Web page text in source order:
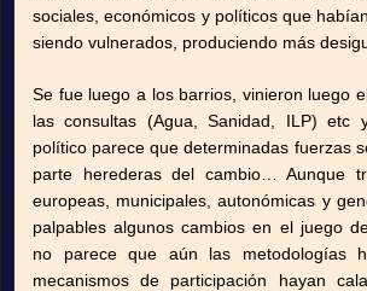
sociales, económicos y políticos que
siendo vulnerados, produciendo más
Se fue luego a los barrios, vinieron luego
las consultas (Agua, Sanidad, ILP) etc
político parece que determinadas fuerzas
parte herederas del cambio… Aunque
europeas, municipales, autonómicas y
palpables algunos cambios en el juego
no parece que aún las metodologías
mecanismos de participación hayan